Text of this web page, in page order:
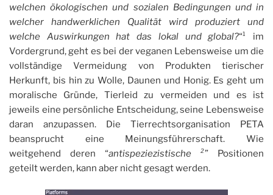
welchen ökologischen und sozialen Bedingungen und in
welcher handwerklichen Qualität wird produziert und
welche Auswirkungen hat das lokal und global?“¹ im
Vordergrund, geht es bei der veganen Lebensweise um die
vollständige Vermeidung von Produkten tierischer
Herkunft, bis hin zu Wolle, Daunen und Honig. Es geht um
moralische Gründe, Tierleid zu vermeiden und es ist
jeweils eine persönliche Entscheidung, seine Lebensweise
daran anzupassen. Die Tierrechtsorganisation PETA
beansprucht eine Meinungsführerschaft. Wie
weitgehend deren “antispeziezistische ²” Positionen
geteilt werden, kann aber nicht gesagt werden.